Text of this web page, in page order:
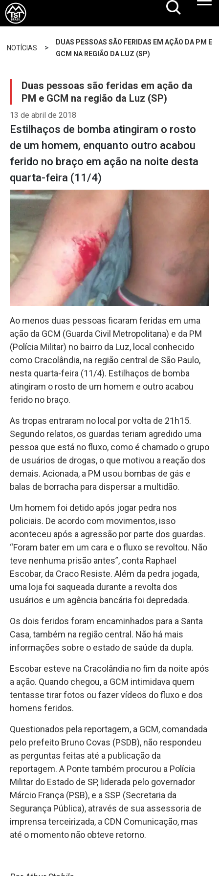
NOTÍCIAS >
DUAS PESSOAS SÃO FERIDAS EM AÇÃO DA PM E
GCM NA REGIÃO DA LUZ (SP)
Duas pessoas são feridas em ação da
PM e GCM na região da Luz (SP)
13 de abril de 2018
Estilhaços de bomba atingiram o rosto
de um homem, enquanto outro acabou
ferido no braço em ação na noite desta
quarta-feira (11/4)
Ao menos duas pessoas ficaram feridas em uma
ação da GCM (Guarda Civil Metropolitana) e da PM
(Polícia Militar) no bairro da Luz, local conhecido
como Cracolândia, na região central de São Paulo,
nesta quarta-feira (11/4). Estilhaços de bomba
atingiram o rosto de um homem e outro acabou
ferido no braço.
As tropas entraram no local por volta de 21h15.
Segundo relatos, os guardas teriam agredido uma
pessoa que está no fluxo, como é chamado o grupo
de usuários de drogas, o que motivou a reação dos
demais. Acionada, a PM usou bombas de gás e
balas de borracha para dispersar a multidão.
Um homem foi detido após jogar pedra nos
policiais. De acordo com movimentos, isso
aconteceu após a agressão por parte dos guardas.
“Foram bater em um cara e o fluxo se revoltou. Não
teve nenhuma prisão antes”, conta Raphael
Escobar, da Craco Resiste. Além da pedra jogada,
uma loja foi saqueada durante a revolta dos
usuários e um agência bancária foi depredada.
Os dois feridos foram encaminhados para a Santa
Casa, também na região central. Não há mais
informações sobre o estado de saúde da dupla.
Escobar esteve na Cracolândia no fim da noite após
a ação. Quando chegou, a GCM intimidava quem
tentasse tirar fotos ou fazer vídeos do fluxo e dos
homens feridos.
Questionados pela reportagem, a GCM, comandada
pelo prefeito Bruno Covas (PSDB), não respondeu
as perguntas feitas até a publicação da
reportagem. A Ponte também procurou a Polícia
Militar do Estado de SP, liderada pelo governador
Márcio França (PSB), e a SSP (Secretaria da
Segurança Pública), através de sua assessoria de
imprensa terceirizada, a CDN Comunicação, mas
até o momento não obteve retorno.